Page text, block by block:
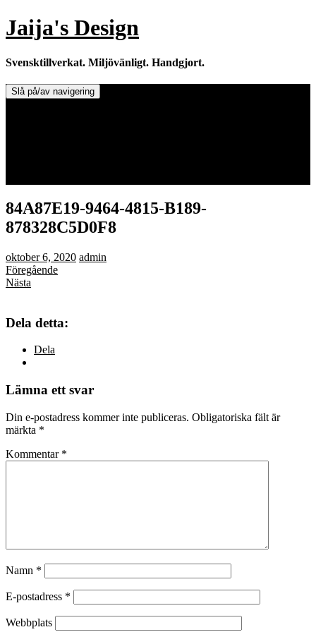
Hoppa
till
Jaija's Design
Svensktillverkat. Miljövänligt. Handgjort.
Slå på/av navigering
84A87E19-9464-4815-B189-
878328C5D0F8
oktober 6, 2020 admin
Föregående
Nästa
Dela detta:
Dela
Lämna ett svar
Din e-postadress kommer inte publiceras. Obligatoriska fält är
märkta *
Kommentar *
Namn *
E-postadress *
Webbplats